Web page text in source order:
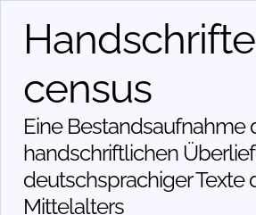
census
Eine Bestandsaufnahme
handschriftlichen
deutschsprachiger Texte
Mittelalters